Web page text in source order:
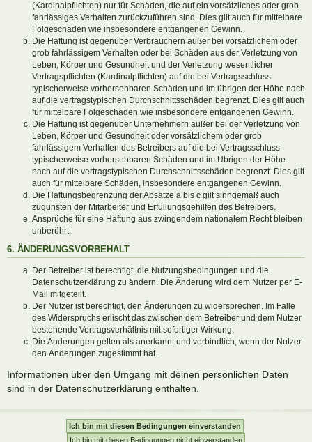
(Kardinalpflichten) nur für Schäden, die auf ein vorsätzliches oder grob
fahrlässiges Verhalten zurückzuführen sind. Dies gilt auch für mittelbare
Folgeschäden wie insbesondere entgangenen Gewinn.
Die Haftung ist gegenüber Verbrauchern außer bei vorsätzlichem oder
grob fahrlässigem Verhalten oder bei Schäden aus der Verletzung von
Leben, Körper und Gesundheit und der Verletzung wesentlicher
Vertragspflichten (Kardinalpflichten) auf die bei Vertragsschluss
typischerweise vorhersehbaren Schäden und im übrigen der Höhe nach
auf die vertragstypischen Durchschnittsschäden begrenzt. Dies gilt auch
für mittelbare Folgeschäden wie insbesondere entgangenen Gewinn.
Die Haftung ist gegenüber Unternehmern außer bei der Verletzung von
Leben, Körper und Gesundheit oder vorsätzlichem oder grob
fahrlässigem Verhalten des Betreibers auf die bei Vertragsschluss
typischerweise vorhersehbaren Schäden und im Übrigen der Höhe
nach auf die vertragstypischen Durchschnittsschäden begrenzt. Dies gilt
auch für mittelbare Schäden, insbesondere entgangenen Gewinn.
Die Haftungsbegrenzung der Absätze a bis c gilt sinngemäß auch
zugunsten der Mitarbeiter und Erfüllungsgehilfen des Betreibers.
Ansprüche für eine Haftung aus zwingendem nationalem Recht bleiben
unberührt.
6. ÄNDERUNGSVORBEHALT
Der Betreiber ist berechtigt, die Nutzungsbedingungen und die
Datenschutzerklärung zu ändern. Die Änderung wird dem Nutzer per E-
Mail mitgeteilt.
Der Nutzer ist berechtigt, den Änderungen zu widersprechen. Im Falle
des Widerspruchs erlischt das zwischen dem Betreiber und dem Nutzer
bestehende Vertragsverhältnis mit sofortiger Wirkung.
Die Änderungen gelten als anerkannt und verbindlich, wenn der Nutzer
den Änderungen zugestimmt hat.
Informationen über den Umgang mit deinen persönlichen Daten
sind in der Datenschutzerklärung enthalten.